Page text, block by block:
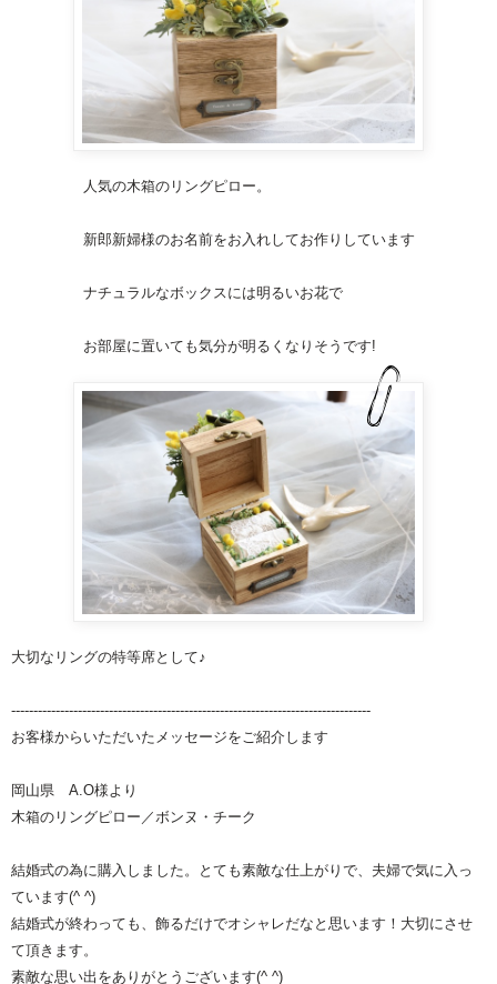
人気の木箱のリングピロー。
新郎新婦様のお名前をお入れしてお作りしています
ナチュラルなボックスには明るいお花で
お部屋に置いても気分が明るくなりそうです!
大切なリングの特等席として♪
---------------------------------------------------------------------------------
お客様からいただいたメッセージをご紹介します
岡山県 A.O様より
木箱のリングピロー ／ボンヌ・チーク
結婚式の為に購入しました。とても素敵な仕上がりで、夫婦で気に入っ
ています(^ ^)
結婚式が終わっても、飾るだけでオシャレだなと思います！大切にさせ
て頂きます。
素敵な思い出をありがとうございます(^ ^)